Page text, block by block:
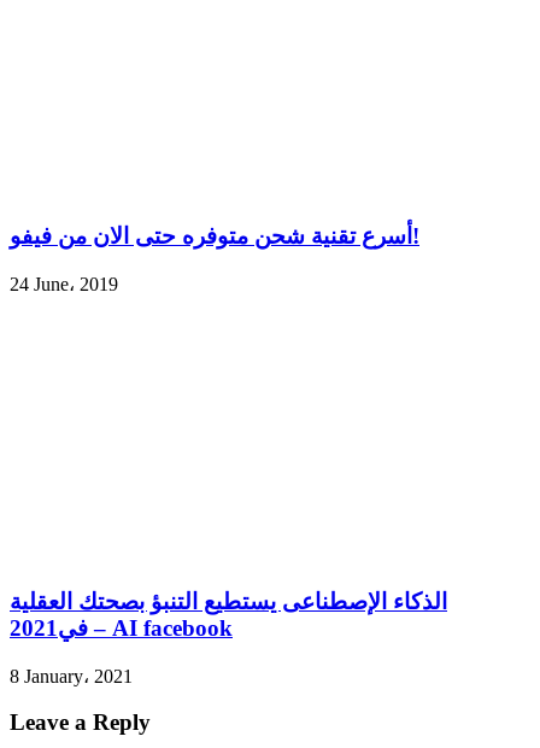
أسرع تقنية شحن متوفره حتى الان من فيفو!
24 June، 2019
الذكاء الإصطناعى يستطيع التنبؤ بصحتك العقلية
في2021 – AI facebook
8 January، 2021
Leave a Reply